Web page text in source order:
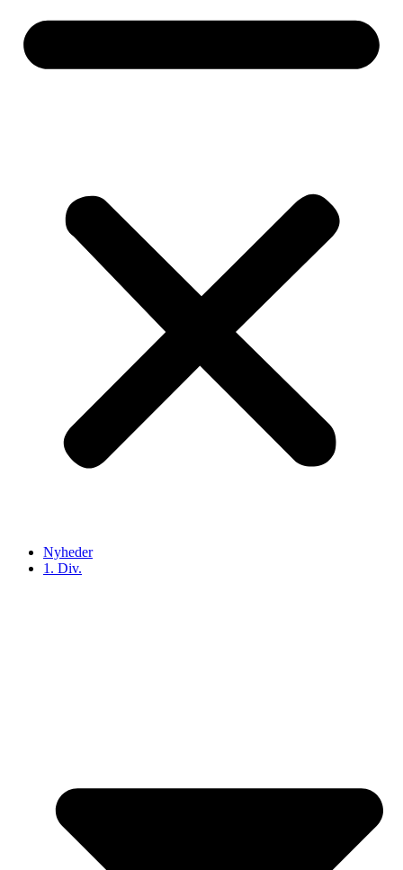
Nyheder
1. Div.